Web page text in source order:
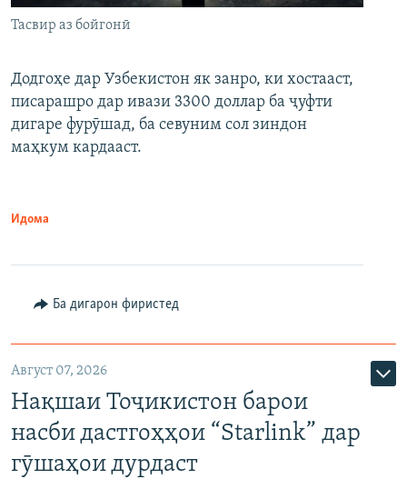
Тасвир аз бойгонӣ
Додгоҳе дар Узбекистон як занро, ки хостааст,
писарашро дар ивази 3300 доллар ба ҷуфти
дигаре фурӯшад, ба севуним сол зиндон
маҳкум кардааст.
Идома
Ба дигарон фиристед
Август 07, 2026
Нақшаи Тоҷикистон барои
насби дастгоҳҳои “Starlink” дар
гӯшаҳои дурдаст